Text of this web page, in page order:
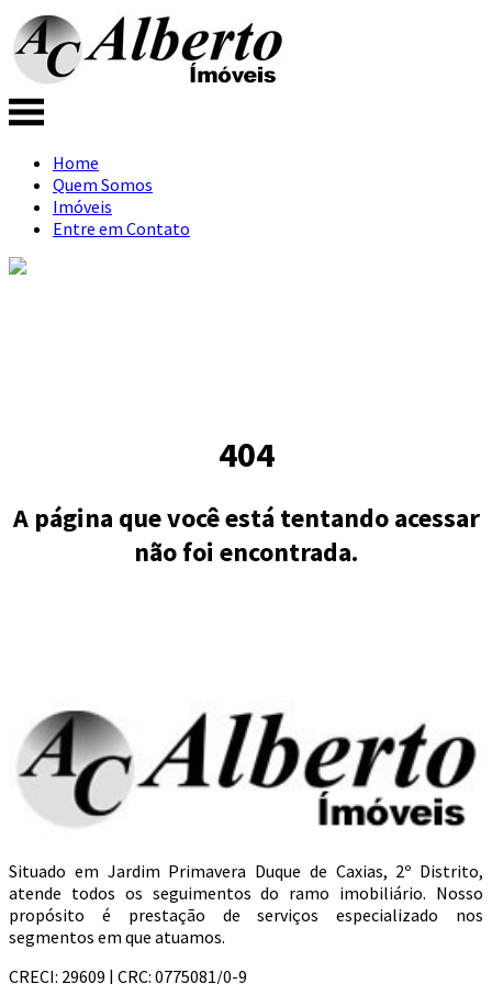
Home
Quem Somos
Imóveis
Entre em Contato
404
A página que você está tentando acessar
não foi encontrada.
Situado em Jardim Primavera Duque de Caxias, 2º Distrito,
atende todos os seguimentos do ramo imobiliário. Nosso
propósito é prestação de serviços especializado nos
segmentos em que atuamos.
CRECI: 29609 | CRC: 0775081/0-9